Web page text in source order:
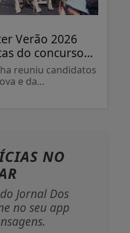
Verão 2026
do concurso...
reuniu candidatos
e da...
NO
Jornal Dos
no seu app